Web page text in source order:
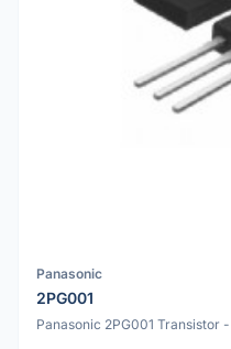
Panasonic
2PG001
Panasonic 2PG001 Transistor